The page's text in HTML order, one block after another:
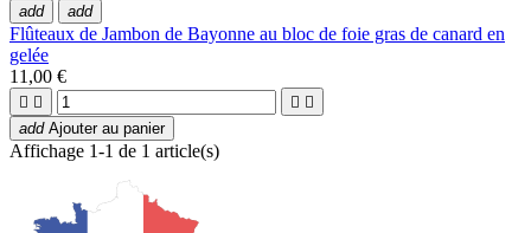
add add
Flûteaux de Jambon de Bayonne au bloc de foie gras de canard en
gelée
11,00 €
   
add Ajouter au panier
Affichage 1-1 de 1 article(s)